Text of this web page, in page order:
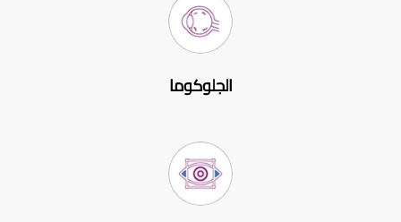
الجلوكوما